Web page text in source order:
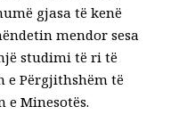
gjasa të kenë
mendor sesa
studimi të ri të
e Përgjithshëm të
e Minesotës.